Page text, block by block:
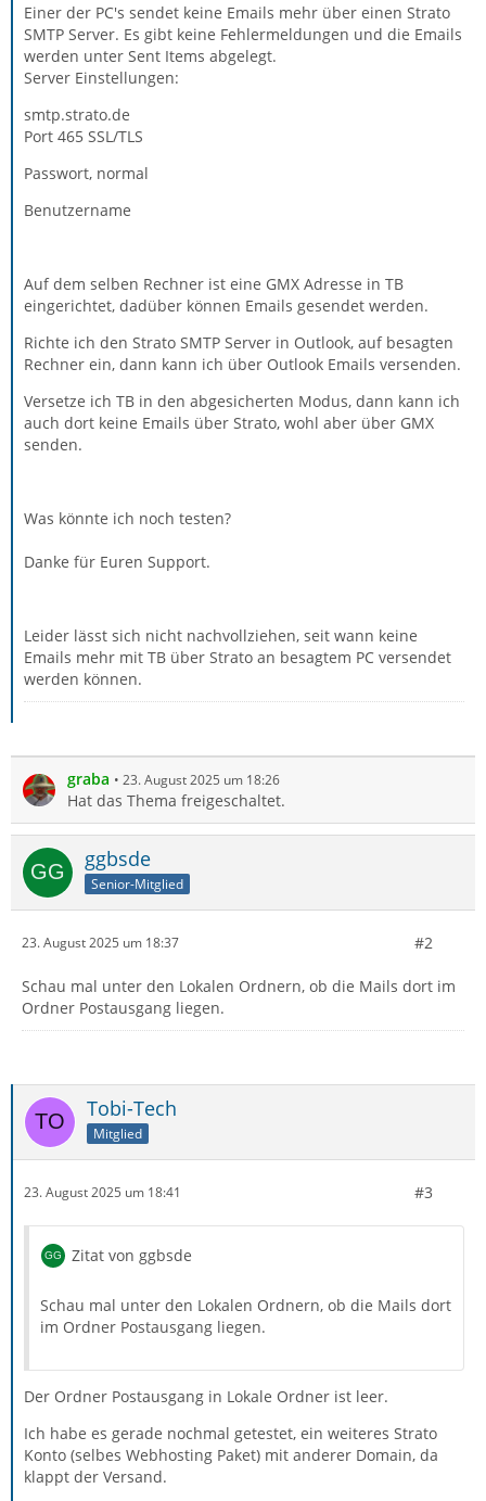
Einer der PC's sendet keine Emails mehr über einen Strato
SMTP Server. Es gibt keine Fehlermeldungen und die Emails
werden unter Sent Items abgelegt.
Server Einstellungen:
smtp.strato.de
Port 465 SSL/TLS
Passwort, normal
Benutzername
Auf dem selben Rechner ist eine GMX Adresse in TB
eingerichtet, dadüber können Emails gesendet werden.
Richte ich den Strato SMTP Server in Outlook, auf besagten
Rechner ein, dann kann ich über Outlook Emails versenden.
Versetze ich TB in den abgesicherten Modus, dann kann ich
auch dort keine Emails über Strato, wohl aber über GMX
senden.
Was könnte ich noch testen?
Danke für Euren Support.
Leider lässt sich nicht nachvollziehen, seit wann keine
Emails mehr mit TB über Strato an besagtem PC versendet
werden können.
graba 23. August 2025 um 18:26
Hat das Thema freigeschaltet.
ggbsde
Senior-Mitglied
23. August 2025 um 18:37 #2
Schau mal unter den Lokalen Ordnern, ob die Mails dort im
Ordner Postausgang liegen.
Tobi-Tech
Mitglied
23. August 2025 um 18:41 #3
Zitat von ggbsde
Schau mal unter den Lokalen Ordnern, ob die Mails dort
im Ordner Postausgang liegen.
Der Ordner Postausgang in Lokale Ordner ist leer.
Ich habe es gerade nochmal getestet, ein weiteres Strato
Konto (selbes Webhosting Paket) mit anderer Domain, da
klappt der Versand.